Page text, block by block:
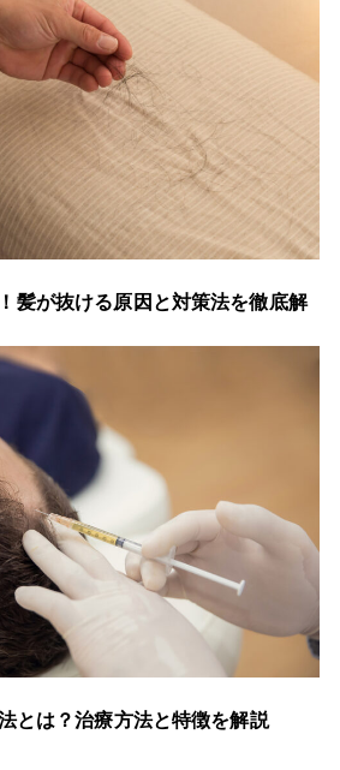
髪が抜ける原因と対策法を徹底解
とは？治療方法と特徴を解説